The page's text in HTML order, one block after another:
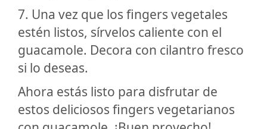
7. Una vez que los fingers vegetales
estén listos, sírvelos caliente con el
guacamole. Decora con cilantro fresco
si lo deseas.
Ahora estás listo para disfrutar de
estos deliciosos fingers vegetarianos